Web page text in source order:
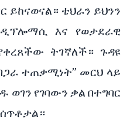
ይከናወናል። ቴህራን ይህንን
እና የወታደራዊ
ትገኛለች። ጉዳዩ
ተጠቃሚነት” መርህ ላይ
ወገን የገባውን ቃል በተግባር